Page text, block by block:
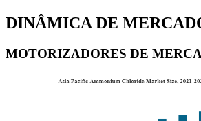
DINÂMICA DE
MOTORIZADORES DE